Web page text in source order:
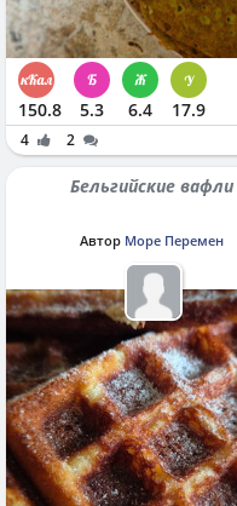
150.8 5.3 6.4 17.9
4 2
Бельгийские вафли
Автор Море Перемен